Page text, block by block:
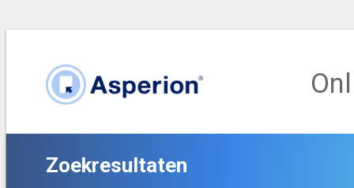
Zoekresultaten